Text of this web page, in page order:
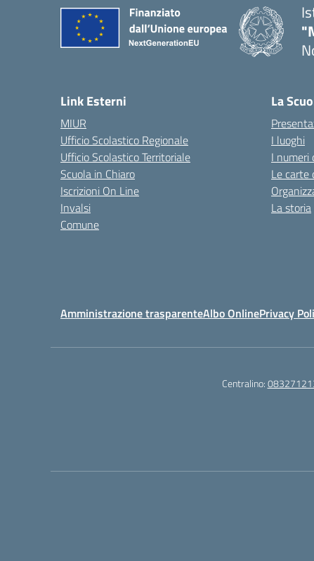
Link Esterni
MIUR
Ufficio Scolastico Regionale
Ufficio Scolastico Territoriale
Scuola in Chiaro
Iscrizioni On Line
Invalsi
Comune
La
I luoghi
I numeri
Le carte
La storia
Amministrazione trasparenteAlbo OnlinePrivacy
Centralino: